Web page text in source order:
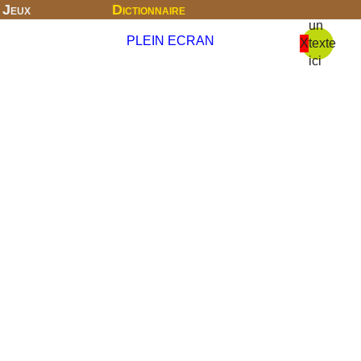
Jeux Dictionnaire
X
un
texte
ici
PLEIN ECRAN